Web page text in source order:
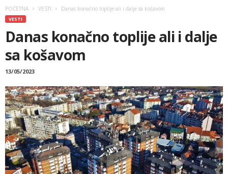
POČETNA VESTI Danas konačno toplije ali i dalje sa košavom
VESTI
Danas konačno toplije ali i dalje
sa košavom
13/05/2023